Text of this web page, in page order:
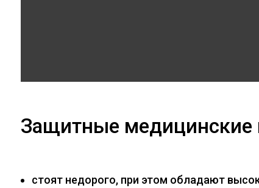
Защитные медицинские
стоят недорого, при этом обладают